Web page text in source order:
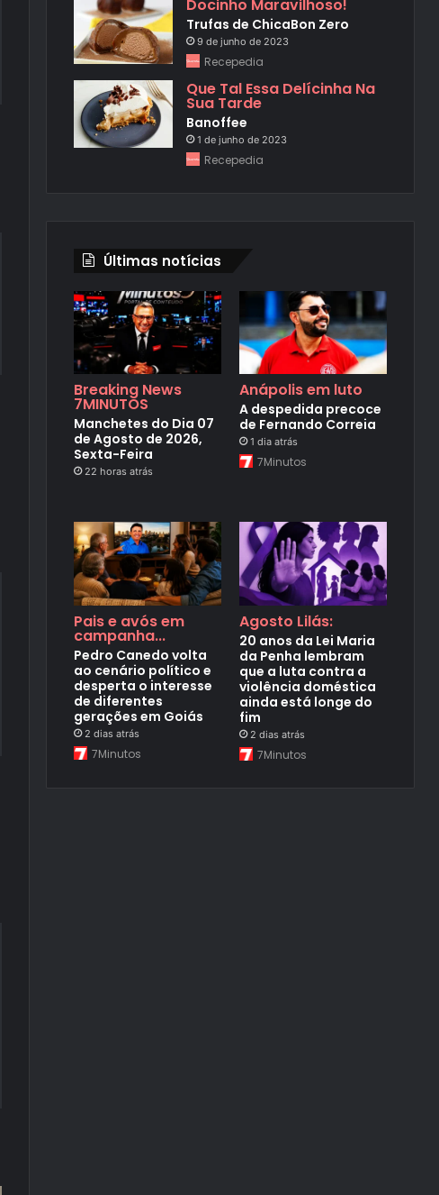
Docinho Maravilhoso!
Trufas de ChicaBon Zero
9 de junho de 2023
Recepedia
Que Tal Essa Delícinha Na
Sua Tarde
Banoffee
1 de junho de 2023
Recepedia
Últimas notícias
Breaking News
7MINUTOS
Manchetes do Dia 07
de Agosto de 2026,
Sexta-Feira
22 horas atrás
Anápolis em luto
A despedida precoce
de Fernando Correia
1 dia atrás
7Minutos
Pais e avós em
campanha...
Pedro Canedo volta
ao cenário político e
desperta o interesse
de diferentes
gerações em Goiás
2 dias atrás
7Minutos
Agosto Lilás:
20 anos da Lei Maria
da Penha lembram
que a luta contra a
violência doméstica
ainda está longe do
fim
2 dias atrás
7Minutos